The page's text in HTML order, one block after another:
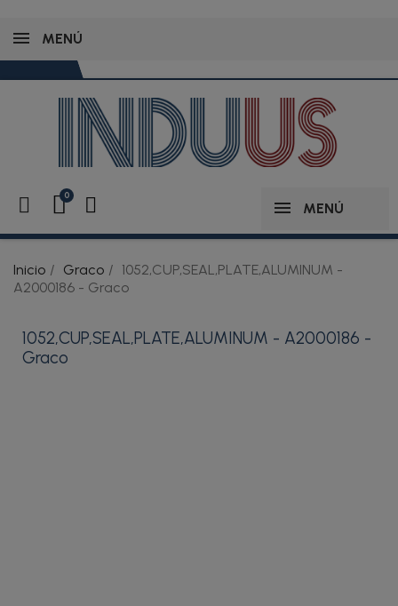
MENÚ
MENÚ
Inicio Graco
1052,CUP,SEAL,PLATE,ALUMINUM -
A2000186 - Graco
1052,CUP,SEAL,PLATE,ALUMINUM - A2000186 -
Graco